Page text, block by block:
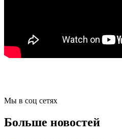
Мы в соц сетях
Больше новостей